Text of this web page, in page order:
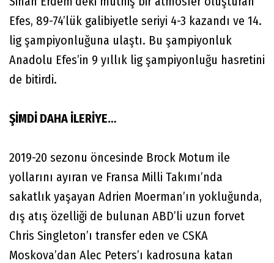
Efes, 89-74’lük galibiyetle seriyi 4-3 kazandı ve 14.
lig şampiyonluğuna ulaştı. Bu şampiyonluk
Anadolu Efes’in 9 yıllık lig şampiyonluğu hasretini
de bitirdi.
ŞİMDİ DAHA İLERİYE…
2019-20 sezonu öncesinde Brock Motum ile
yollarını ayıran ve Fransa Milli Takımı’nda
sakatlık yaşayan Adrien Moerman’ın yokluğunda,
dış atış özelliği de bulunan ABD’li uzun forvet
Chris Singleton’ı transfer eden ve CSKA
Moskova’dan Alec Peters’ı kadrosuna katan